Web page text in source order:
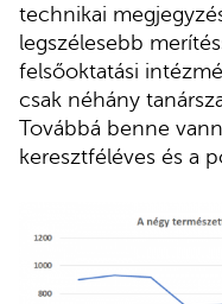
technikai
legszélesebb
felsőoktatási
csak néhány
Továbbá benne
keresztféléves és a